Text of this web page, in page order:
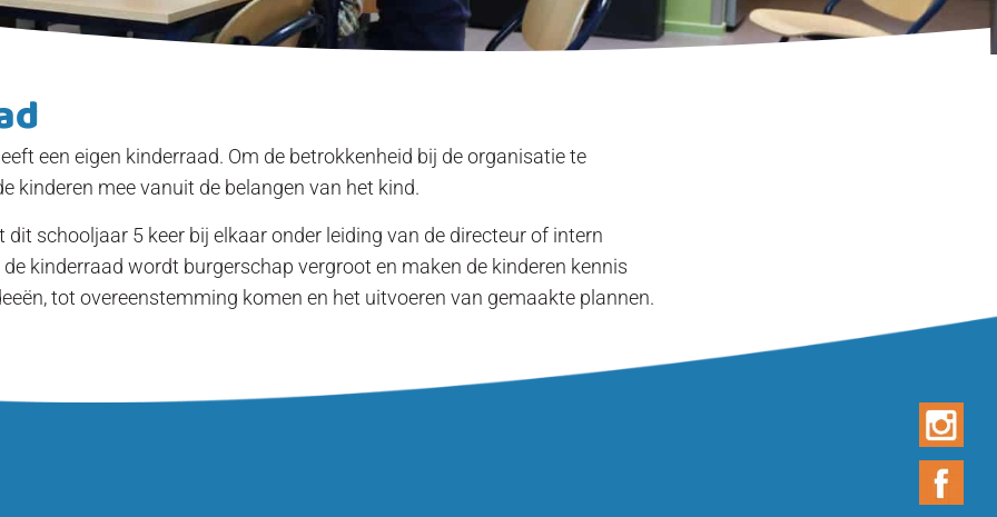
een eigen kinderraad. Om de betrokkenheid bij de organisatie te
kinderen mee vanuit de belangen van het kind.
dit schooljaar 5 keer bij elkaar onder leiding van de directeur of intern
de kinderraad wordt burgerschap vergroot en maken de kinderen kennis
tot overeenstemming komen en het uitvoeren van gemaakte plannen.